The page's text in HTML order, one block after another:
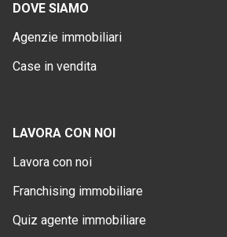
DOVE SIAMO
Agenzie immobiliari
Case in vendita
LAVORA CON NOI
Lavora con noi
Franchising immobiliare
Quiz agente immobiliare